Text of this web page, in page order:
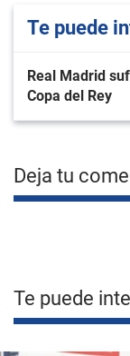
Te puede
Real Madrid
Copa del Rey
Deja tu
Te puede